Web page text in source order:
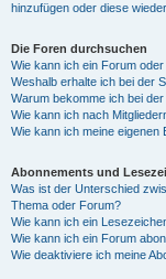
hinzufügen oder diese
Die Foren durchsuchen
Wie kann ich ein Forum
Weshalb erhalte ich bei der
Warum bekomme ich bei
Wie kann ich nach
Wie kann ich meine eigenen
Abonnements und
Was ist der Unterschied
Thema oder Forum?
Wie kann ich ein
Wie kann ich ein Forum
Wie deaktiviere ich meine